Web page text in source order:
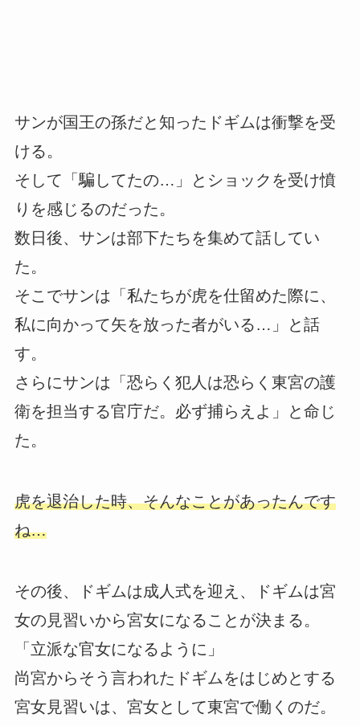
サンが国王の孫だと知ったドギムは衝撃を受
ける。
そして「騙してたの…」とショックを受け憤
りを感じるのだった。
数日後、サンは部下たちを集めて話してい
た。
そこでサンは「私たちが虎を仕留めた際に、
私に向かって矢を放った者がいる…」と話
す。
さらにサンは「恐らく犯人は恐らく東宮の護
衛を担当する官庁だ。必ず捕らえよ」と命じ
た。
虎を退治した時、そんなことがあったんです
ね…
その後、ドギムは成人式を迎え、ドギムは宮
女の見習いから宮女になることが決まる。
「立派な官女になるように」
尚宮からそう言われたドギムをはじめとする
宮女見習いは、宮女として東宮で働くのだ。